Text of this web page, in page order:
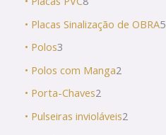
• Placas Sinalização de OBRA5
• Polos3
• Polos com Manga2
• Porta-Chaves2
• Pulseiras invioláveis2